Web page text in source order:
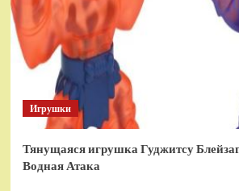
Игрушки
Тянущаяся игрушка Гуджитсу
Водная Атака